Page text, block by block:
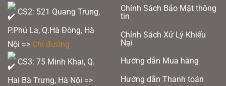
CS2: 521 Quang Trung,
P.Phú La, Q.Hà Đông, Hà
Nội => Chỉ đường
CS3: 75 Minh Khai, Q.
Hai Bà Trưng, Hà Nội =>
Chính Sách Bảo Mật thông
tin
Chính Sách Xử Lý Khiếu
Nại
Hướng dẫn Mua hàng
Hướng dẫn Thanh toán